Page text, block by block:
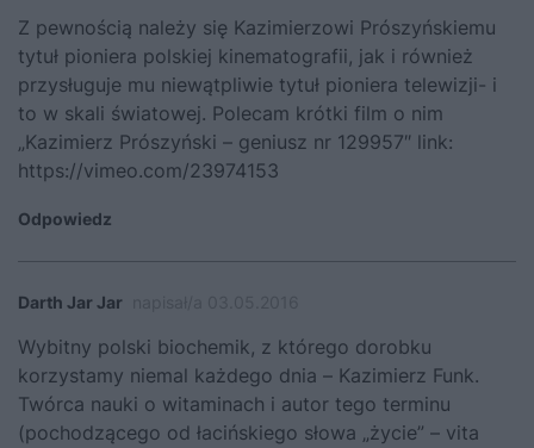
Z pewnością należy się Kazimierzowi Prószyńskiemu
tytuł pioniera polskiej kinematografii, jak i również
przysługuje mu niewątpliwie tytuł pioniera telewizji- i
to w skali światowej. Polecam krótki film o nim
„Kazimierz Prószyński – geniusz nr 129957″ link:
https://vimeo.com/23974153
Odpowiedz
Darth Jar Jar
Wybitny polski biochemik, z którego dorobku
korzystamy niemal każdego dnia – Kazimierz Funk.
Twórca nauki o witaminach i autor tego terminu
(pochodzącego od łacińskiego słowa „życie” – vita